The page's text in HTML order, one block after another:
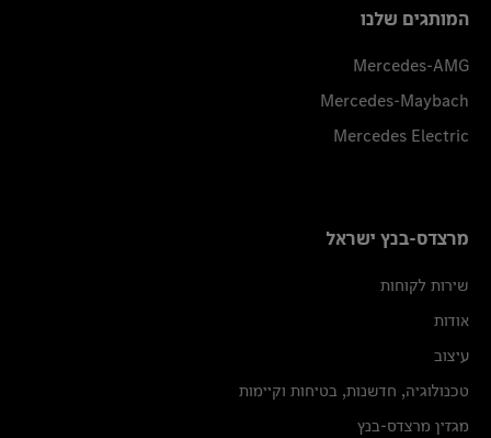
המותגים שלנו
Mercedes-AMG
Mercedes-Maybach
Mercedes Electric
מרצדס-בנץ ישראל
שירות לקוחות
אודות
עיצוב
טכנולוגיה, חדשנות, בטיחות וקיימות
מגזין מרצדס-בנץ